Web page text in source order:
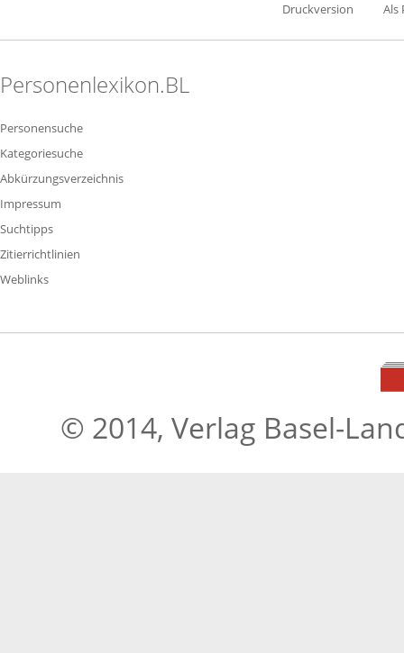
Druckversion Als
Personenlexikon.BL
Personensuche
Kategoriesuche
Abkürzungsverzeichnis
Impressum
Suchtipps
Zitierrichtlinien
Weblinks
© 2014, Verlag Basel-